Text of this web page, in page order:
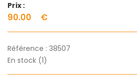
Prix :
90.00 €
Référence : 38507
En stock (1)